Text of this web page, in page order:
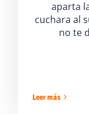
aparta
cuchara al
no te
Leer más